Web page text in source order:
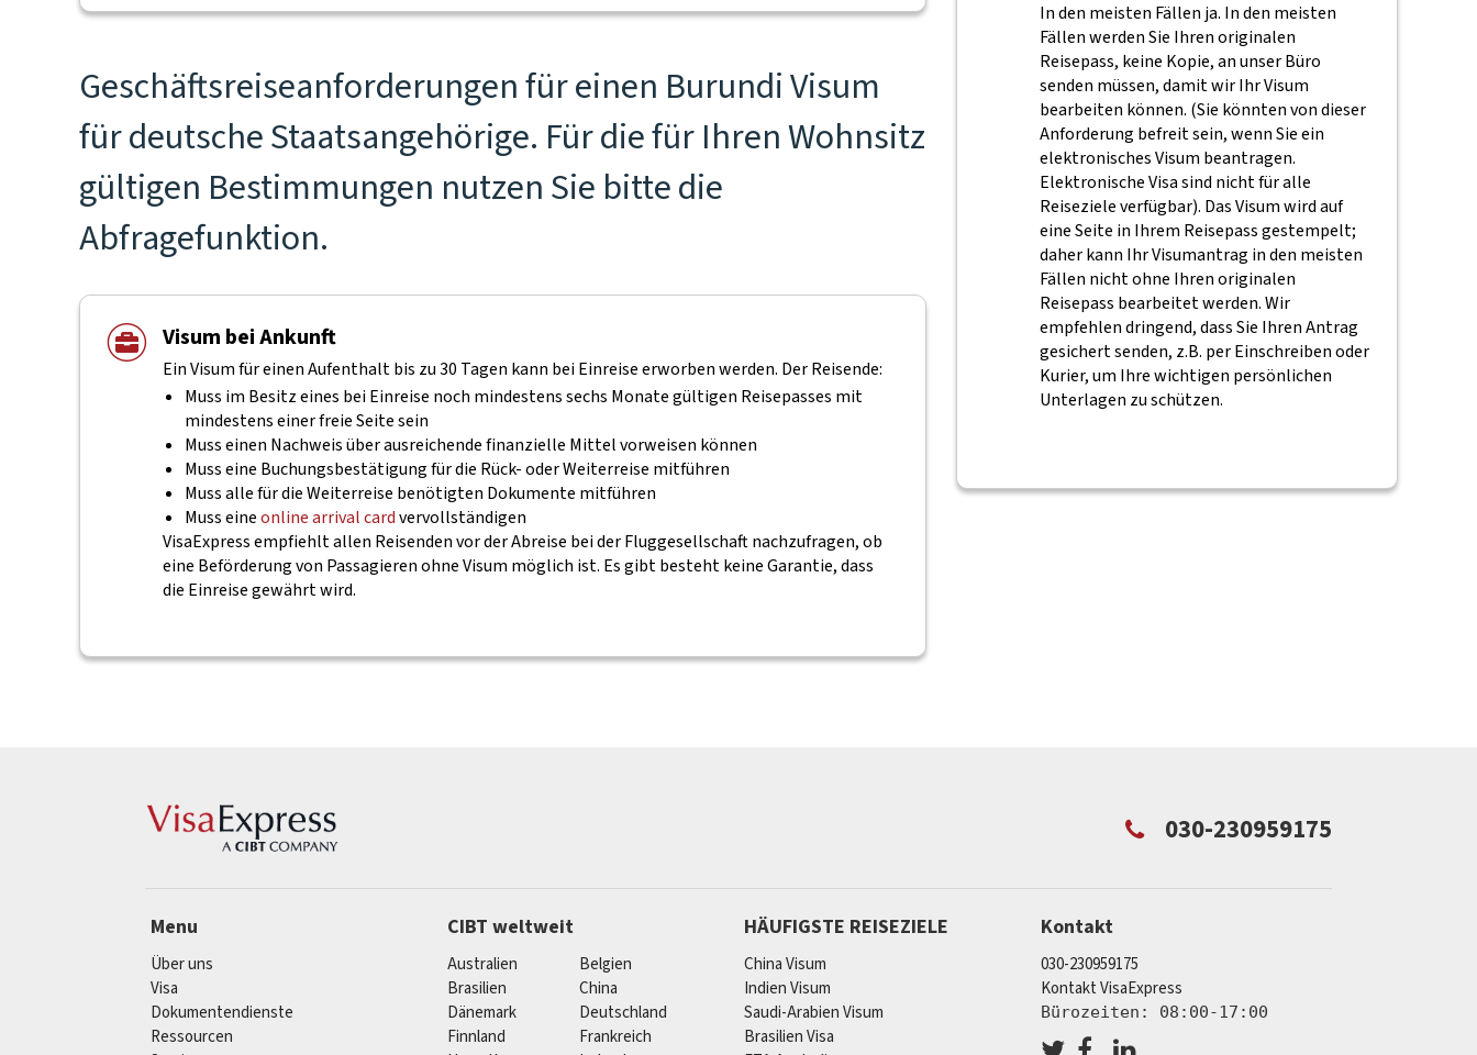
Geschäftsreiseanforderungen für einen Burundi Visum
für deutsche Staatsangehörige. Für die für Ihren Wohnsitz
gültigen Bestimmungen nutzen Sie bitte die
Abfragefunktion.
Visum bei Ankunft
Ein Visum für einen Aufenthalt bis zu 30 Tagen kann bei Einreise erworben werden. Der Reisende:
Muss im Besitz eines bei Einreise noch mindestens sechs Monate gültigen Reisepasses mit
mindestens einer freie Seite sein
Muss einen Nachweis über ausreichende finanzielle Mittel vorweisen können
Muss eine Buchungsbestätigung für die Rück- oder Weiterreise mitführen
Muss alle für die Weiterreise benötigten Dokumente mitführen
Muss eineonline arrival cardvervollständigen
VisaExpress empfiehlt allen Reisenden vor der Abreise bei der Fluggesellschaft nachzufragen, ob
eine Beförderung von Passagieren ohne Visum möglich ist. Es gibt besteht keine Garantie, dass
die Einreise gewährt wird.
In den meisten Fällen ja. In den meisten
Fällen werden Sie Ihren originalen
Reisepass, keine Kopie, an unser Büro
senden müssen, damit wir Ihr Visum
bearbeiten können. (Sie könnten von dieser
Anforderung befreit sein, wenn Sie ein
elektronisches Visum beantragen.
Elektronische Visa sind nicht für alle
Reiseziele verfügbar). Das Visum wird auf
eine Seite in Ihrem Reisepass gestempelt;
daher kann Ihr Visumantrag in den meisten
Fällen nicht ohne Ihren originalen
Reisepass bearbeitet werden. Wir
empfehlen dringend, dass Sie Ihren Antrag
gesichert senden, z.B. per Einschreiben oder
Kurier, um Ihre wichtigen persönlichen
Unterlagen zu schützen.
030-230959175
Menu
Über uns
Visa
Dokumentendienste
Ressourcen
CIBT weltweit
Australien
Belgien
Brasilien
China
Dänemark
Deutschland
Finnland
Frankreich
HÄUFIGSTE REISEZIELE
China Visum
Indien Visum
Saudi-Arabien Visum
Brasilien Visa
Kontakt
030-230959175
Kontakt VisaExpress
Bürozeiten: 08:00-17:00